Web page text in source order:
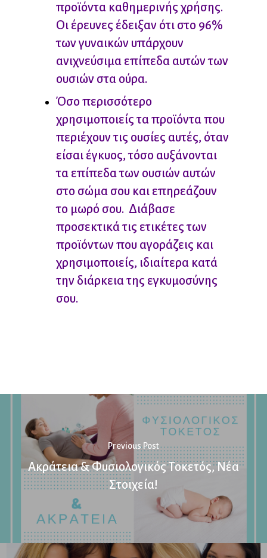
προϊόντα καθημερινής χρήσης.
Οι έρευνες έδειξαν ότι στο 96%
των γυναικών υπάρχουν
ανιχνεύσιμα επίπεδα αυτών των
ουσιών στα ούρα.
Όσο περισσότερο
χρησιμοποιείς τα προϊόντα που
περιέχουν τις ουσίες αυτές, όταν
είσαι έγκυος, τόσο αυξάνονται
τα επίπεδα των ουσιών αυτών
στο σώμα σου και επηρεάζουν
το μωρό σου. Διάβασε
προσεκτικά τις ετικέτες των
προϊόντων που αγοράζεις και
χρησιμοποιείς, ιδιαίτερα κατά
την διάρκεια της εγκυμοσύνης
σου.
Previous Post
Ακράτεια & Φυσιολογικός Τοκετός, Νέα
Στοιχεία!